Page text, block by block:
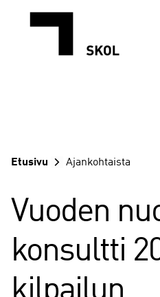
sisältöön
Etusivu Ajankohtaista
Vuoden
konsultti